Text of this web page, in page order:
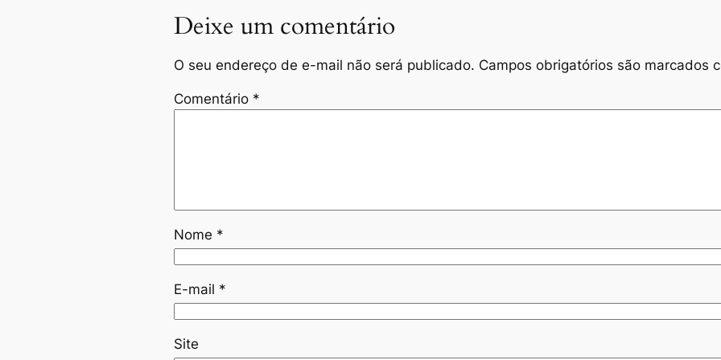
Deixe um comentário
O seu endereço de e-mail não será publicado. Campos obrigatórios são marcados
Comentário *
Nome *
E-mail *
Site